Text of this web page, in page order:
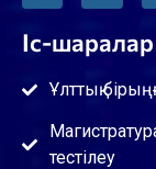
Іс-шаралар
Ұлттық
тестілеу